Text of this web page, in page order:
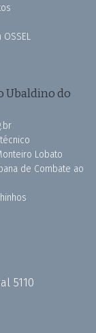
Ubaldino do
Lobato
de Combate ao
5110